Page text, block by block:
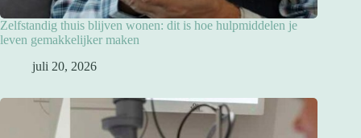
Zelfstandig thuis blijven wonen: dit is hoe hulpmiddelen je
leven gemakkelijker maken
juli 20, 2026